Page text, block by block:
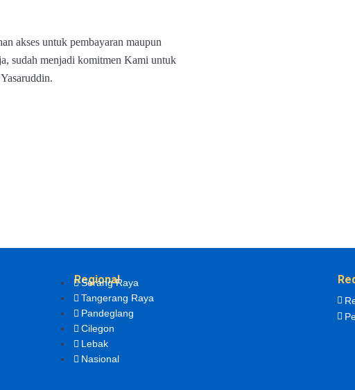
akses untuk pembayaran maupun
sudah menjadi komitmen Kami untuk
Regional
Serang Raya
Tangerang Raya
Pandeglang
Cilegon
Lebak
Nasional